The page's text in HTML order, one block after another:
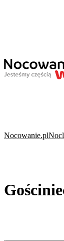
Nocowanie.pl